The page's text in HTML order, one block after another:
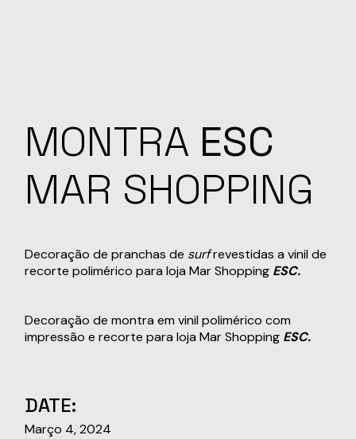
MONTRA ESC
MAR SHOPPING
Decoração de pranchas de surfrevestidas a vinil de
recorte polimérico para loja Mar Shopping ESC.
Decoração de montra em vinil polimérico com
impressão e recorte para loja Mar Shopping ESC.
DATE:
Março 4, 2024